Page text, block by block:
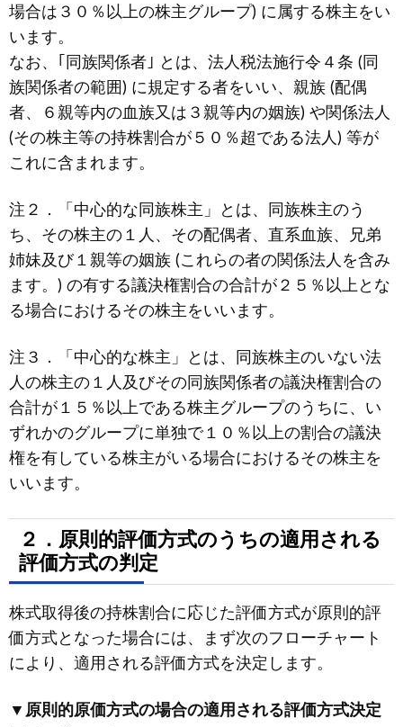
場合は３０％以上の株主グループ) に属する株主をい
います。
なお、｢同族関係者｣ とは、法人税法施行令４条 (同
族関係者の範囲) に規定する者をいい、親族 (配偶
者、６親等内の血族又は３親等内の姻族) や関係法人
(その株主等の持株割合が５０％超である法人) 等が
これに含まれます。
注２．「中心的な同族株主」とは、同族株主のう
ち、その株主の１人、その配偶者、直系血族、兄弟
姉妹及び１親等の姻族 (これらの者の関係法人を含み
ます。) の有する議決権割合の合計が２５％以上とな
る場合におけるその株主をいいます。
注３．「中心的な株主」とは、同族株主のいない法
人の株主の１人及びその同族関係者の議決権割合の
合計が１５％以上である株主グループのうちに、い
ずれかのグループに単独で１０％以上の割合の議決
権を有している株主がいる場合におけるその株主を
いいます。
２．原則的評価方式のうちの適用される
評価方式の判定
株式取得後の持株割合に応じた評価方式が原則的評
価方式となった場合には、まず次のフローチャート
により、適用される評価方式を決定します。
▼原則的原価方式の場合の適用される評価方式決定